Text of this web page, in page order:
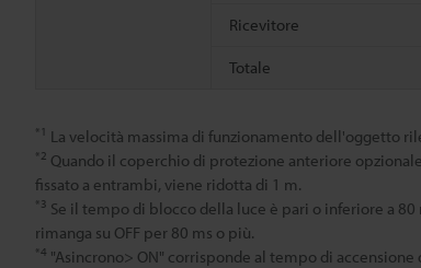
Ricevitore
Totale
*1 La velocità massima di funzionamento dell'oggetto
*2 Quando il coperchio di protezione anteriore
fissato a entrambi, viene ridotta di 1 m.
*3 Se il tempo di blocco della luce è pari o inferiore a
rimanga su OFF per 80 ms o più.
*4 "Asincrono> ON" corrisponde al tempo di